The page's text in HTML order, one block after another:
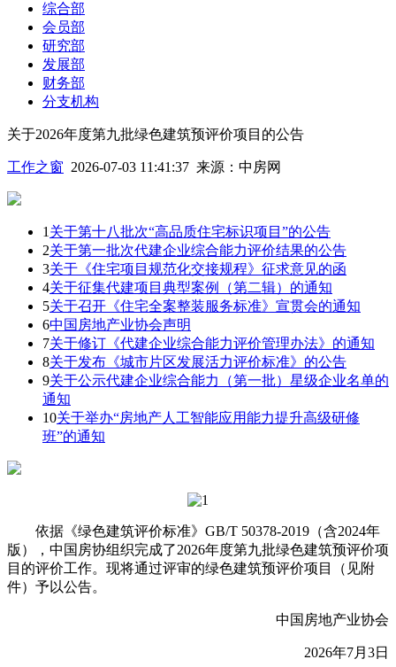
综合部
会员部
研究部
发展部
财务部
分支机构
关于2026年度第九批绿色建筑预评价项目的公告
工作之窗 2026-07-03 11:41:37 来源： 中房网
1 关于第十八批次“高品质住宅标识项目”的公告
2关于第一批次代建企业综合能力评价结果的公告
3关于《住宅项目规范化交接规程》征求意见的函
4关于征集代建项目典型案例（第二辑）的通知
5关于召开《住宅全案整装服务标准》宣贯会的通知
6中国房地产业协会声明
7关于修订《代建企业综合能力评价管理办法》的通知
8关于发布《城市片区发展活力评价标准》的公告
9关于公示代建企业综合能力（第一批）星级企业名单的
通知
10关于举办“房地产人工智能应用能力提升高级研修
班”的通知
依据《绿色建筑评价标准》GB/T 50378-2019（含2024年
版），中国房协组织完成了2026年度第九批绿色建筑预评价项
目的评价工作。现将通过评审的绿色建筑预评价项目（见附
件）予以公告。
中国房地产业协会
2026年7月3日